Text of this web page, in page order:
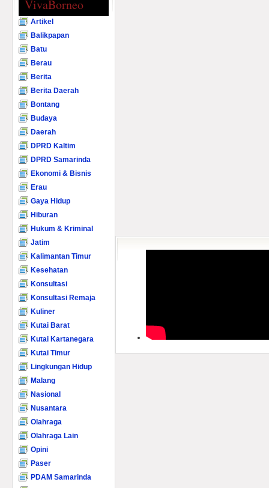
VivaBorneo
Artikel
Balikpapan
Batu
Berau
Berita
Berita Daerah
Bontang
Budaya
Daerah
DPRD Kaltim
DPRD Samarinda
Ekonomi & Bisnis
Erau
Gaya Hidup
Hiburan
Hukum & Kriminal
Jatim
Kalimantan Timur
Kesehatan
Konsultasi
Konsultasi Remaja
Kuliner
Kutai Barat
Kutai Kartanegara
Kutai Timur
Lingkungan Hidup
Malang
Nasional
Nusantara
Olahraga
Olahraga Lain
Opini
Paser
PDAM Samarinda